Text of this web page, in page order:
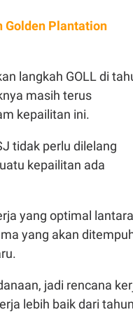
Golden Plantation
langkah GOLL di
masih terus
kepailitan ini.
tidak perlu dilelang
kepailitan ada
yang optimal
yang akan
jadi rencana
lebih baik dari